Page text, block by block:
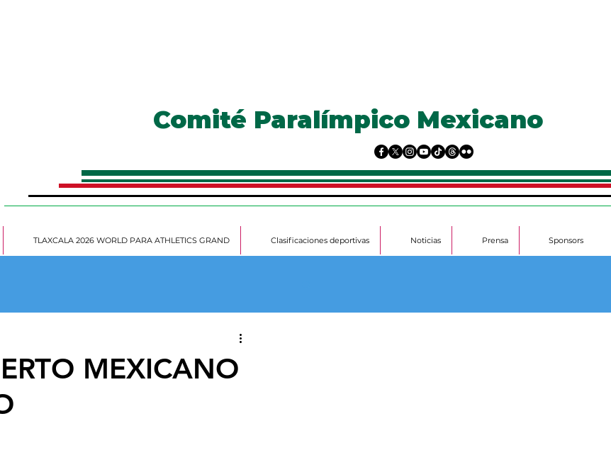
Comité Paralímpico Mexicano
TLAXCALA 2026 WORLD PARA ATHLETICS GRAND Clasificaciones deportivas Noticias Prensa Sponsors
MEXICANO